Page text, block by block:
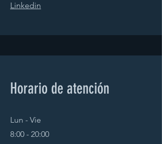
Linkedin
Horario de atención
Lun - Vie
8:00 - 20:00